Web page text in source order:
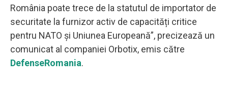
România poate trece de la statutul de importator de
securitate la furnizor activ de capacități critice
pentru NATO și Uniunea Europeană”, precizează un
comunicat al companiei Orbotix, emis către
DefenseRomania.